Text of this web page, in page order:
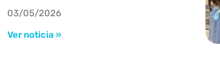
03/05/2026
Ver noticia »